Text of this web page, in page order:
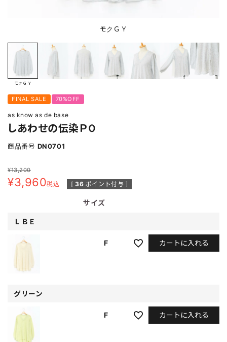
モクＧＹ
モクＧＹ
FINAL SALE 70%OFF
as know as de base
しあわせの伝染ＰＯ
商品番号 DN0701
¥13,200
¥3,960税込 [ 36 ポイント付与 ]
サイズ
ＬＢＥ
F カートに入れる
グリーン
F カートに入れる